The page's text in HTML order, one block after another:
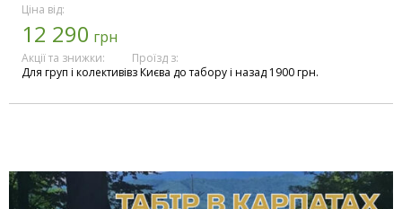
Ціна від:
12 290 грн
Акції та знижки:
Для груп і колективів
Проїзд з:
з Києва до табору і назад 1900 грн.